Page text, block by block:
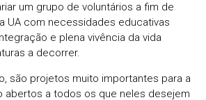
um grupo de voluntários a fim de
UA com necessidades educativas
e plena vivência da vida
a decorrer.
são projetos muito importantes para a
abertos a todos os que neles desejem